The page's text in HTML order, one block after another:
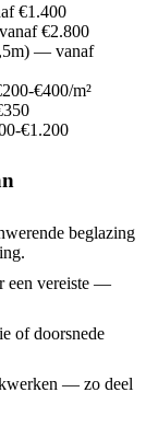
€1.400
€2.800
— vanaf
€400/m²
€1.200
beglazing
een vereiste —
of doorsnede
— zo deel